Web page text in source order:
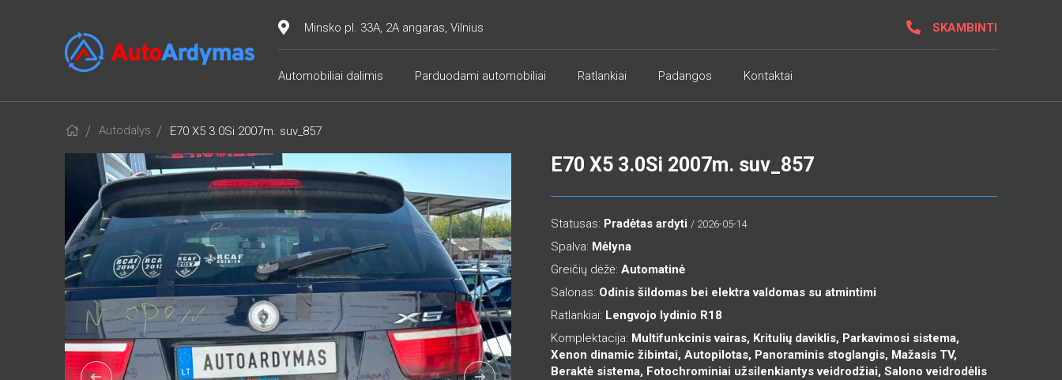
Minsko pl. 33A, 2A angaras, Vilnius SKAMBINTI
Automobiliai dalimis Parduodami automobiliai Ratlankiai Padangos Kontaktai
Autodalys E70 X5 3.0Si 2007m. suv_857
E70 X5 3.0Si 2007m. suv_857
Statusas: Pradėtas ardyti / 2026-05-14
Spalva: Mėlyna
Greičių dėžė: Automatinė
Salonas: Odinis šildomas bei elektra valdomas su atmintimi
Ratlankiai: Lengvojo lydinio R18
Komplektacija: Multifunkcinis vairas, Kritulių daviklis, Parkavimosi sistema,
Xenon dinamic žibintai, Autopilotas, Panoraminis stoglangis, Mažasis TV,
Beraktė sistema, Fotochrominiai užsilenkiantys veidrodžiai, Salono veidrodėlis